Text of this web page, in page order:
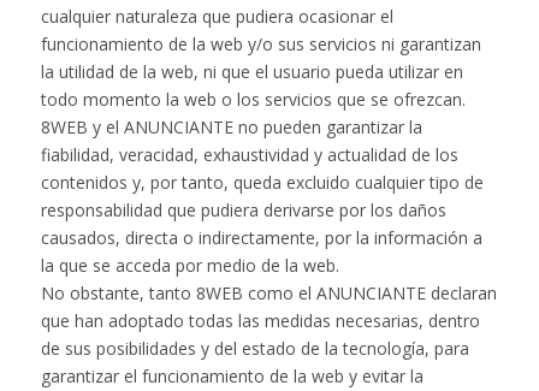
cualquier naturaleza que pudiera ocasionar el
funcionamiento de la web y/o sus servicios ni garantizan
la utilidad de la web, ni que el usuario pueda utilizar en
todo momento la web o los servicios que se ofrezcan.
8WEB y el ANUNCIANTE no pueden garantizar la
fiabilidad, veracidad, exhaustividad y actualidad de los
contenidos y, por tanto, queda excluido cualquier tipo de
responsabilidad que pudiera derivarse por los daños
causados, directa o indirectamente, por la información a
la que se acceda por medio de la web.
No obstante, tanto 8WEB como el ANUNCIANTE declaran
que han adoptado todas las medidas necesarias, dentro
de sus posibilidades y del estado de la tecnología, para
garantizar el funcionamiento de la web y evitar la